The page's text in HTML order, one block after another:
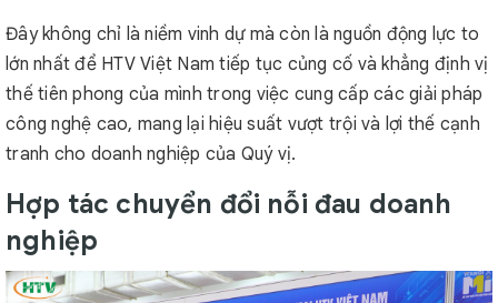
Đây không chỉ là niềm vinh dự mà còn là nguồn động lực to
lớn nhất để HTV Việt Nam tiếp tục củng cố và khẳng định vị
thế tiên phong của mình trong việc cung cấp các giải pháp
công nghệ cao, mang lại hiệu suất vượt trội và lợi thế cạnh
tranh cho doanh nghiệp của Quý vị.
Hợp tác chuyển đổi nỗi đau doanh
nghiệp